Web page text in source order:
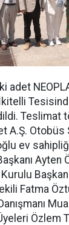
adet
İkitelli
Teslimat
A.Ş. Otobüs
ev
Ayten
Fatma
Özlem